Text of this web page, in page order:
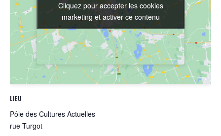
LIEU
Pôle des Cultures Actuelles
rue Turgot
Cliquez pour accepter les cookies
marketing et activer ce contenu
Cliquez pour accepter les cookies
marketing et activer ce contenu